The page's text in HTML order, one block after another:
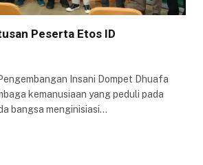
Peserta Etos ID
Insani Dompet Dhuafa
kemanusiaan yang peduli pada
bangsa menginisiasi…